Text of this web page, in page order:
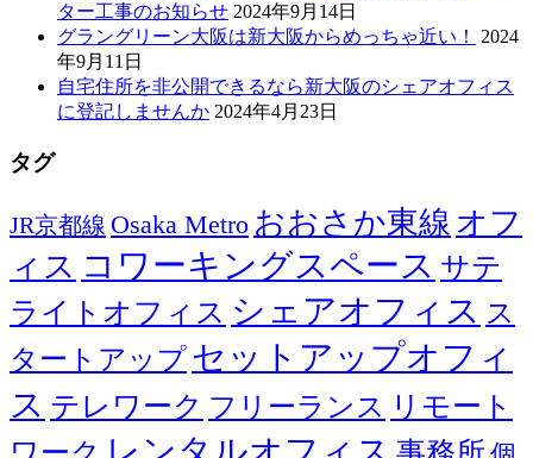
ター工事のお知らせ 2024年9月14日
グラングリーン大阪は新大阪からめっちゃ近い！
2024
年9月11日
自宅住所を非公開できるなら新大阪のシェアオフィス
に登記しませんか 2024年4月23日
タグ
JR京都線 Osaka Metro おおさか東線 オフ
ィス コワーキングスペース サテ
ライトオフィス シェアオフィス ス
タートアップセットアップオフィ
ス テレワーク フリーランス リモート